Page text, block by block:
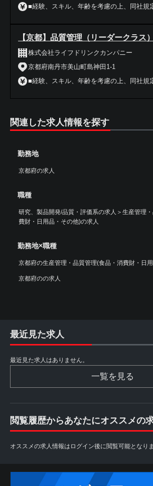
■経験、スキル、年齢を考慮の上、同社規
【京都】品質管理（リーダークラス）
株式会社ライフドリンクカンパニー
京都府南丹市美山町島神田1-1
■経験、スキル、年齢を考慮の上、同社規
関連した求人情報を探す
勤務地
京都府の求人
職種
研究、製品開発/品質・評価系の求人 ＞ 生産管理
費財・日用品・その他)の求人
勤務地×職種
京都府の生産管理・品質管理(食品・消費財・日
京都府のの求人
最近見た求人
最近見た求人はありません。
一覧を見る
閲覧履歴からあなたにオススメの
オススメの求人情報はログイン後に閲覧可能となり